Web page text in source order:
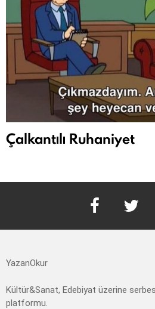
Çalkantılı Ruhaniyet
YazanOkur
Kültür&Sanat, Edebiyat üzerine
platformu.